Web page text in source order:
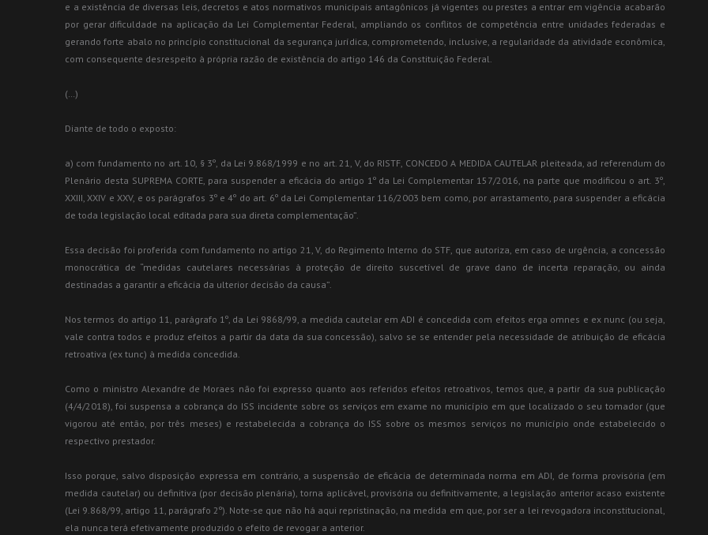
e a existência de diversas leis, decretos e atos normativos municipais antagônicos já vigentes ou prestes a entrar em vigência acabarão
por gerar dificuldade na aplicação da Lei Complementar Federal, ampliando os conflitos de competência entre unidades federadas e
gerando forte abalo no princípio constitucional da segurança jurídica, comprometendo, inclusive, a regularidade da atividade econômica,
com consequente desrespeito à própria razão de existência do artigo 146 da Constituição Federal.
(…)
Diante de todo o exposto:
a) com fundamento no art. 10, § 3º, da Lei 9.868/1999 e no art. 21, V, do RISTF, CONCEDO A MEDIDA CAUTELAR pleiteada, ad referendum do
Plenário desta SUPREMA CORTE, para suspender a eficácia do artigo 1º da Lei Complementar 157/2016, na parte que modificou o art. 3º,
XXIII, XXIV e XXV, e os parágrafos 3º e 4º do art. 6º da Lei Complementar 116/2003 bem como, por arrastamento, para suspender a eficácia
de toda legislação local editada para sua direta complementação”.
Essa decisão foi proferida com fundamento no artigo 21, V, do Regimento Interno do STF, que autoriza, em caso de urgência, a concessão
monocrática de “medidas cautelares necessárias à proteção de direito suscetível de grave dano de incerta reparação, ou ainda
destinadas a garantir a eficácia da ulterior decisão da causa”.
Nos termos do artigo 11, parágrafo 1º, da Lei 9868/99, a medida cautelar em ADI é concedida com efeitos erga omnes e ex nunc (ou seja,
vale contra todos e produz efeitos a partir da data da sua concessão), salvo se se entender pela necessidade de atribuição de eficácia
retroativa (ex tunc) à medida concedida.
Como o ministro Alexandre de Moraes não foi expresso quanto aos referidos efeitos retroativos, temos que, a partir da sua publicação
(4/4/2018), foi suspensa a cobrança do ISS incidente sobre os serviços em exame no município em que localizado o seu tomador (que
vigorou até então, por três meses) e restabelecida a cobrança do ISS sobre os mesmos serviços no município onde estabelecido o
respectivo prestador.
Isso porque, salvo disposição expressa em contrário, a suspensão de eficácia de determinada norma em ADI, de forma provisória (em
medida cautelar) ou definitiva (por decisão plenária), torna aplicável, provisória ou definitivamente, a legislação anterior acaso existente
(Lei 9.868/99, artigo 11, parágrafo 2º). Note-se que não há aqui repristinação, na medida em que, por ser a lei revogadora inconstitucional,
ela nunca terá efetivamente produzido o efeito de revogar a anterior.